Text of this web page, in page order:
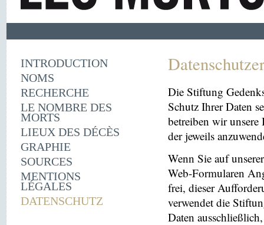
INTRODUCTION
NOMS
RECHERCHE
LE NOMBRE DES
MORTS
LIEUX DES DÉCÈS
GRAPHIE
SOURCES
MENTIONS
LÉGALES
DATENSCHUTZ
Die Stiftung
Schutz Ihrer Daten
betreiben wir
der jeweils
Wenn Sie auf
Web-Formularen
frei, dieser
verwendet die
Daten